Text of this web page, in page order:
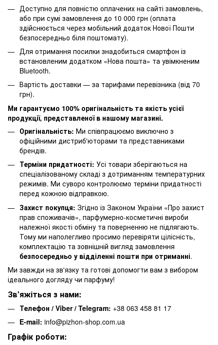
Доступно для повністю оплачених на сайті замовлень,
або при сумі замовлення до 10 000 грн (оплата
здійснюється через мобільний додаток Нової Пошти
безпосередньо біля поштомату).
Для отримання посилки знадобиться смартфон із
встановленим додатком «Нова пошта» та увімкненим
Bluetooth.
Вартість доставки — за тарифами перевізника (від 70
грн).
Ми гарантуємо 100% оригінальність та якість усієї
продукції, представленої в нашому магазині.
Оригінальність: Ми співпрацюємо виключно з
офіційними дистриб'юторами та представниками
брендів.
Терміни придатності: Усі товари зберігаються на
спеціалізованому складі з дотриманням температурних
режимів. Ми суворо контролюємо терміни придатності
перед кожною відправкою.
Захист покупця: Згідно із Законом України «Про захист
прав споживачів», парфумерно-косметичні вироби
належної якості обміну та поверненню не підлягають.
Тому ми наполегливо просимо перевіряти цілісність,
комплектацію та зовнішній вигляд замовлення
безпосередньо у відділенні пошти при отриманні.
Ми завжди на зв'язку та готові допомогти вам з вибором
ідеального догляду чи парфуму!
Зв'яжіться з нами:
Телефон / Viber / Telegram: +38 063 458 81 17
E-mail: info@pizhon-shop.com.ua
Графік роботи: